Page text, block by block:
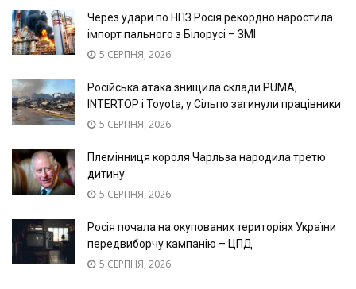
Через удари по НПЗ Росія рекордно наростила
імпорт пального з Білорусі – ЗМІ
5 СЕРПНЯ, 2026
Російська атака знищила склади PUMA,
INTERTOP і Toyota, у Сільпо загинули працівники
5 СЕРПНЯ, 2026
Племінниця короля Чарльза народила третю
дитину
5 СЕРПНЯ, 2026
Росія почала на окупованих територіях України
передвиборчу кампанію – ЦПД
5 СЕРПНЯ, 2026